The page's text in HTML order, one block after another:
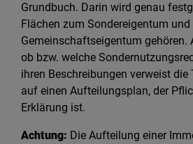
Grundbuch. Darin wird genau
Flächen zum Sondereigentum
Gemeinschaftseigentum gehören.
ob bzw. welche
ihren Beschreibungen verweist die
auf einen Aufteilungsplan, der
Erklärung ist.
Achtung: Die Aufteilung einer